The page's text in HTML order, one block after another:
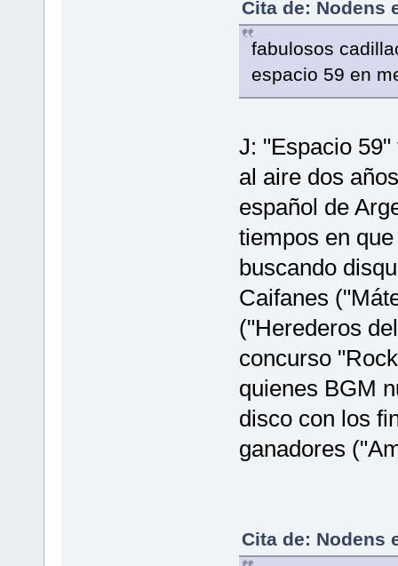
Cita de: Nodens
fabulosos
espacio 59 en
J: "Espacio
al aire dos
español de
tiempos en
buscando
Caifanes
("Herederos
concurso
quienes BGM
disco con los
ganadores
Cita de: Nodens